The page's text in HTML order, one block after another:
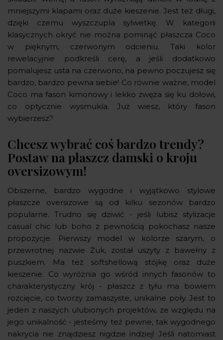
mniejszymi klapami oraz duże kieszenie. Jest też długi,
dzięki czemu wyszczupla sylwetkę. W kategorii
klasycznych okryć nie można pominąć płaszcza Coco
w pięknym, czerwonym odcieniu. Taki kolor
rewelacyjnie podkreśli cerę, a jeśli dodatkowo
pomalujesz usta na czerwono, na pewno poczujesz się
bardzo, bardzo pewna siebie! Co równie ważne, model
Coco ma fason kimonowy i lekko zwęża się ku dołowi,
co optycznie wysmukla. Już wiesz, który fason
wybierzesz?
Chcesz wybrać coś bardzo trendy?
Postaw na płaszcz damski o kroju
oversizowym!
Obszerne, bardzo wygodne i wyjątkowo stylowe
płaszcze oversizowe są od kilku sezonów bardzo
popularne. Trudno się dziwić - jeśli lubisz stylizacje
casual chic lub boho z pewnością pokochasz nasze
propozycje. Pierwszy model w kolorze szarym, o
przewrotnej nazwie Żuk, został uszyty z bawełny z
puszkiem. Ma też softshellową stójkę oraz duże
kieszenie. Co wyróżnia go wśród innych fasonów to
charakterystyczny krój - płaszcz z tyłu ma bowiem
rozcięcie, co tworzy zamaszyste, unikalne poły. Jest to
jeden z naszych ulubionych projektów, ze względu na
jego unikalność - jesteśmy też pewne, tak wygodnego
nakrycia nie znajdziesz nigdzie indziej! Jeśli natomiast